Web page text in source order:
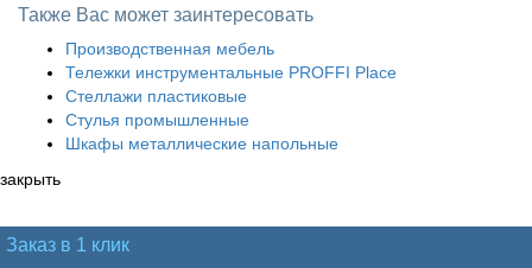
Также Вас может заинтересовать
Производственная мебель
Тележки инструментальные PROFFI Place
Стеллажи пластиковые
Стулья промышленные
Шкафы металлические напольные
закрыть
Заказ в 1 клик